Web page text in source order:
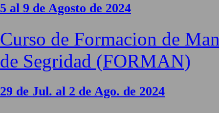
5 al 9 de Agosto de 2024
Curso de Formacion de
de Segridad (FORMAN)
29 de Jul. al 2 de Ago. de 2024